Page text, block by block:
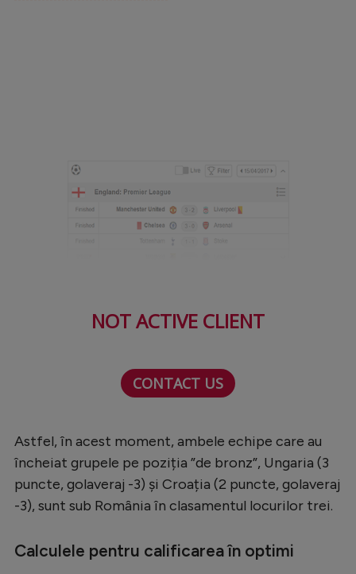
NOT ACTIVE CLIENT
CONTACT US
Astfel, în acest moment, ambele echipe care au
încheiat grupele pe poziția ”de bronz”, Ungaria (3
puncte, golaveraj -3) și Croația (2 puncte, golaveraj
-3), sunt sub România în clasamentul locurilor trei.
Calculele pentru calificarea în optimi